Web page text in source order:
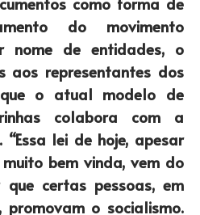
do movimento
nome de entidades, o
aos representantes dos
o atual modelo de
colabora com a
lei de hoje, apesar
bem vinda, vem do
certas pessoas, em
promovam o socialismo.